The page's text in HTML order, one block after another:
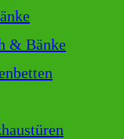
& Bänke